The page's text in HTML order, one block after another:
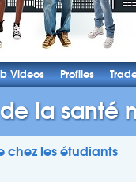
Videos Profiles
la santé
chez les étudiants